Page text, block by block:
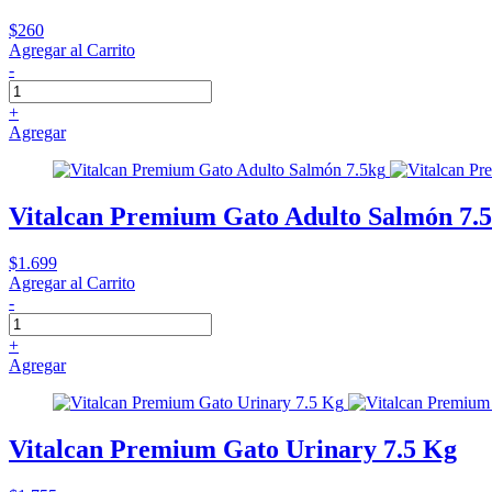
$260
Agregar al Carrito
-
+
Agregar
Vitalcan Premium Gato Adulto Salmón
$1.699
Agregar al Carrito
-
+
Agregar
Vitalcan Premium Gato Urinary 7.5 Kg